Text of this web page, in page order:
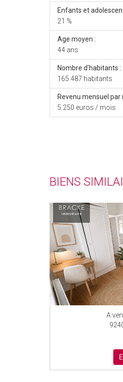
Enfants et
21 %
Age moyen :
44 ans
Nombre d'habitants :
165 487 habitants
Revenu mensuel par
5 250 euros / mois
BIENS
A